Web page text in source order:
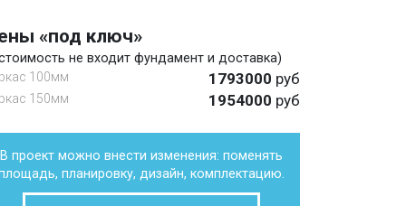
«под ключ»
не входит фундамент и доставка)
100мм 1793000 руб
150мм 1954000 руб
В проект можно внести изменения: поменять
планировку, дизайн, комплектацию.